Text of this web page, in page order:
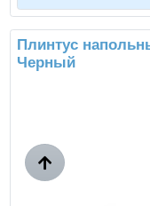
Плинтус
Черный